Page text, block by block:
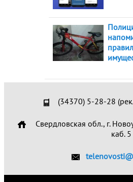
(34370) 5-28-28
Свердловская обл., г.
каб. 5